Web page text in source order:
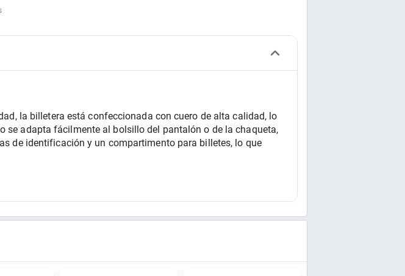
la billetera está confeccionada con cuero de alta calidad, lo
se adapta fácilmente al bolsillo del pantalón o de la chaqueta,
de identificación y un compartimento para billetes, lo que